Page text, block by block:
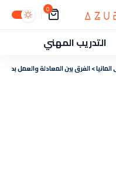
0
التدريب المهني
>الفرق بين المعادلة والعمل بدون